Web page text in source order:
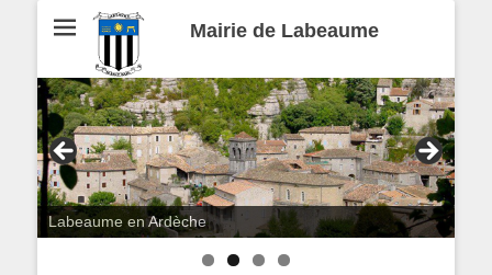
Mairie de Labeaume
Labeaume en Ardèche